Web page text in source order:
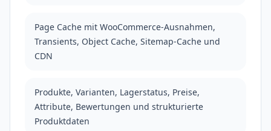
Page Cache mit WooCommerce-Ausnahmen,
Transients, Object Cache, Sitemap-Cache und
CDN
Produkte, Varianten, Lagerstatus, Preise,
Attribute, Bewertungen und strukturierte
Produktdaten